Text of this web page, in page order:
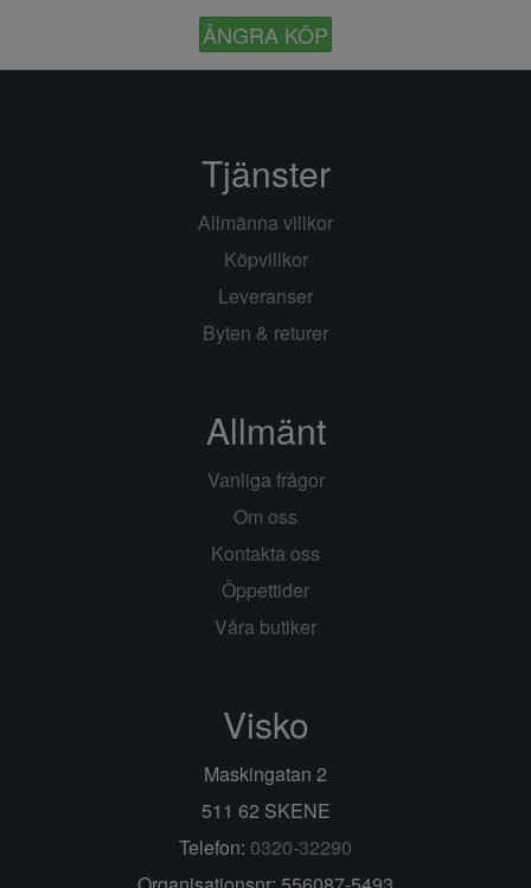
ÅNGRA KÖP
Tjänster
Allmänna villkor
Köpvillkor
Leveranser
Byten & returer
Allmänt
Vanliga frågor
Om oss
Kontakta oss
Öppettider
Våra butiker
Visko
Maskingatan 2
511 62 SKENE
Telefon: 0320-32290